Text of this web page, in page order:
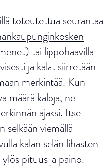
toteutettua seurantaa
tai lippohaavilla
ja kalat siirretään
merkintää. Kun
määrä kaloja, ne
ajaksi. Itse
selkään viemällä
kalan selän lihasten
ylös pituus ja paino.